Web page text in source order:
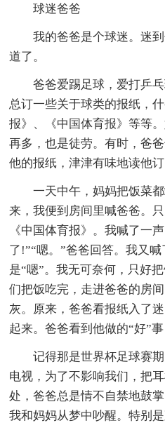
球迷爸爸
我的爸爸是个球迷。迷
道了。
爸爸爱踢足球，爱打乒
总订一些关于球类的报纸，
报》、《中国体育报》等等
再多，也是徒劳。有时，爸
他的报纸，津津有味地读他订
一天中午，妈妈把饭菜
来，我便到房间里喊爸爸。
《中国体育报》。我喊了一
了!”“嗯。”爸爸回答。我又
是“嗯”。我无可奈何，只好
们把饭吃完，走进爸爸的房
灰。原来，爸爸看报纸入了
起来。爸爸看到他做的“好”
记得那是世界杯足球赛
电视，为了不影响我们，把
处，爸爸总是情不自禁地鼓
我和妈妈从梦中吵醒。特别